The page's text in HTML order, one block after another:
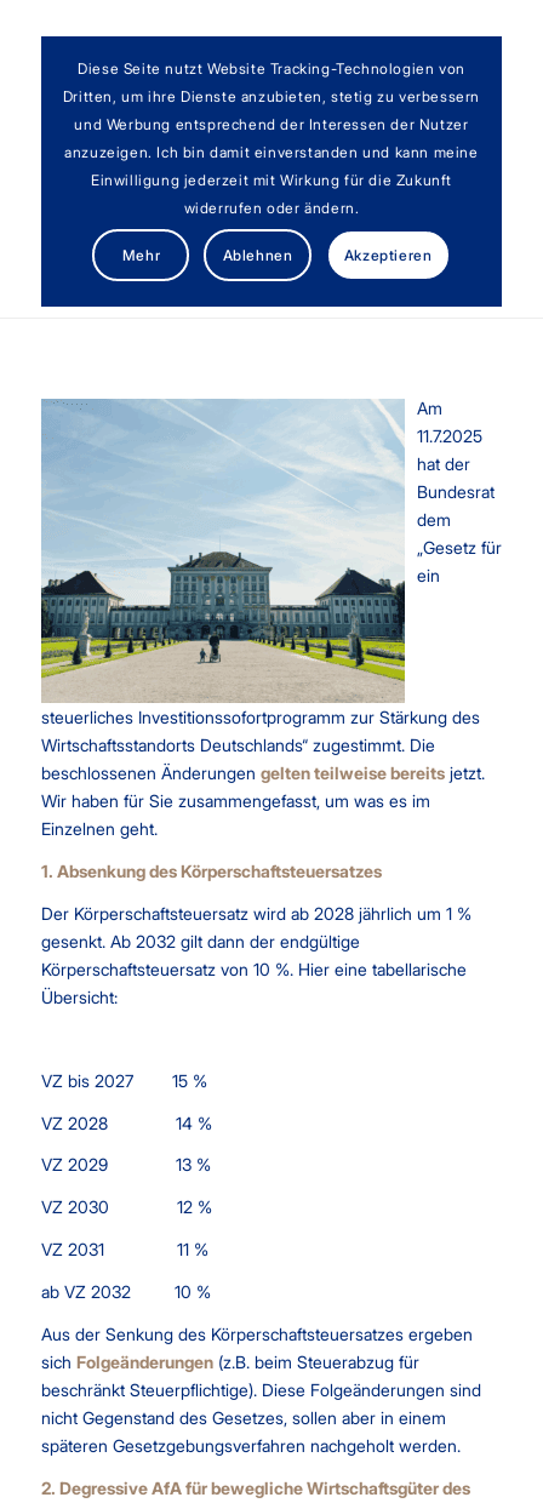
Investitionssofortprogramm bringt steuerliche
Änderungen
Am
11.7.2025
hat der
Bundesrat
dem
„Gesetz für
ein
steuerliches Investitionssofortprogramm zur Stärkung des
Wirtschaftsstandorts Deutschlands“ zugestimmt. Die
beschlossenen Änderungen gelten teilweise bereitsjetzt.
Wir haben für Sie zusammengefasst, um was es im
Einzelnen geht.
1. Absenkung des Körperschaftsteuersatzes
Der Körperschaftsteuersatz wird ab 2028 jährlich um 1 %
gesenkt. Ab 2032 gilt dann der endgültige
Körperschaftsteuersatz von 10 %. Hier eine tabellarische
Übersicht:
VZ bis 2027 15 %
VZ 2028 14 %
VZ 2029 13 %
VZ 2030 12 %
VZ 2031 11 %
ab VZ 2032 10 %
Aus der Senkung des Körperschaftsteuersatzes ergeben
sich Folgeänderungen(z.B. beim Steuerabzug für
beschränkt Steuerpflichtige). Diese Folgeänderungen sind
nicht Gegenstand des Gesetzes, sollen aber in einem
späteren Gesetzgebungsverfahren nachgeholt werden.
2. Degressive AfA für bewegliche Wirtschaftsgüter des
Diese Seite nutzt Website Tracking-Technologien von
Dritten, um ihre Dienste anzubieten, stetig zu verbessern
und Werbung entsprechend der Interessen der Nutzer
anzuzeigen. Ich bin damit einverstanden und kann meine
Einwilligung jederzeit mit Wirkung für die Zukunft
widerrufen oder ändern.
Mehr Ablehnen Akzeptieren